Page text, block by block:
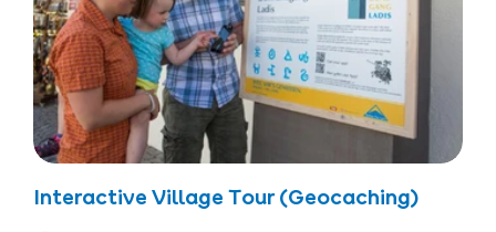
Interactive Village Tour (Geocaching)